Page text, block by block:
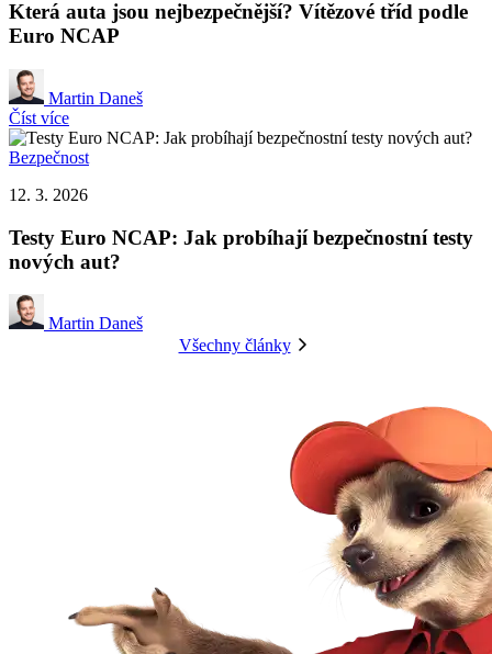
Která auta jsou nejbezpečnější? Vítězové tříd podle
Euro NCAP
Martin Daneš
Číst více
Bezpečnost
12. 3. 2026
Testy Euro NCAP: Jak probíhají bezpečnostní testy
nových aut?
Martin Daneš
Všechny články